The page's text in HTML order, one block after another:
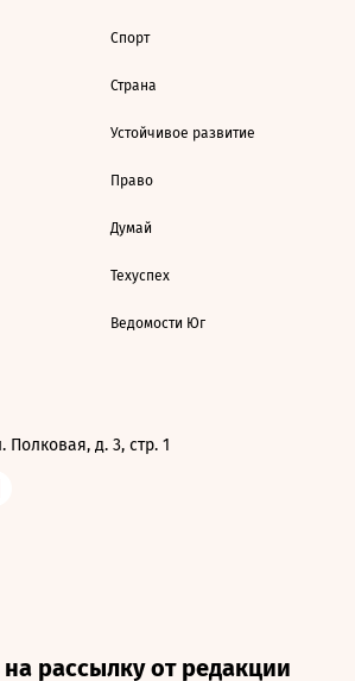
Спорт
Страна
Устойчивое развитие
Право
Думай
Техуспех
Ведомости Юг
Полковая, д. 3, стр. 1